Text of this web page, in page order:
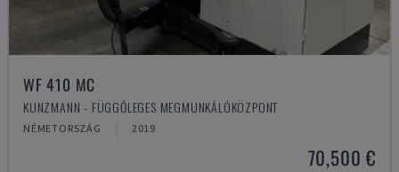
WF 410 MC
KUNZMANN - FÜGGŐLEGES MEGMUNKÁLÓKÖZPONT
NÉMETORSZÁG 2019
70,500 €